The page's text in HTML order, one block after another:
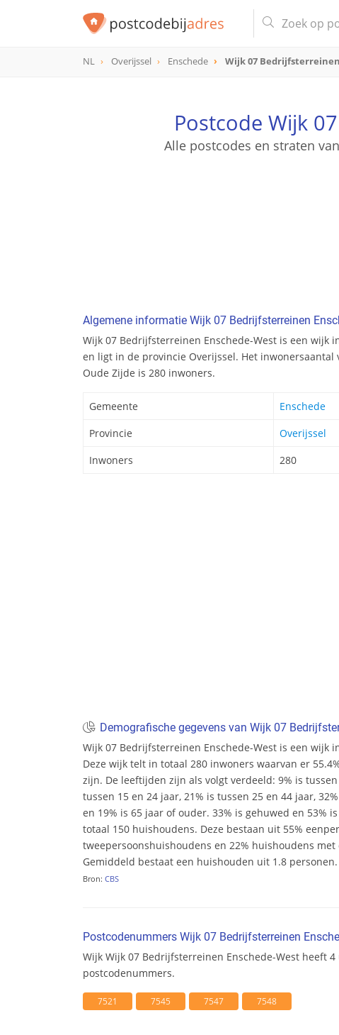
NL Overijssel Enschede Wijk 07
Postcode Wijk
Alle postcodes en straten
Algemene informatie Wijk 07 Bedrijfsterreinen
Wijk 07 Bedrijfsterreinen Enschede-West is een wijk
en ligt in de provincie Overijssel. Het inwonersaantal
Oude Zijde is 280 inwoners.
Gemeente
Enschede
Provincie
Overijssel
Inwoners
280
Demografische gegevens van Wijk 07
Wijk 07 Bedrijfsterreinen Enschede-West is een wijk
Deze wijk telt in totaal 280 inwoners waarvan er
zijn. De leeftijden zijn als volgt verdeeld: 9% is tussen
tussen 15 en 24 jaar, 21% is tussen 25 en 44 jaar,
en 19% is 65 jaar of ouder. 33% is gehuwed en 53%
totaal 150 huishoudens. Deze bestaan uit 55%
tweepersoonshuishoudens en 22% huishoudens
Gemiddeld bestaat een huishouden uit 1.8 personen.
Bron: CBS
Postcodenummers Wijk 07 Bedrijfsterreinen
Wijk Wijk 07 Bedrijfsterreinen Enschede-West heeft 4
postcodenummers.
7521 7545 7547 7548